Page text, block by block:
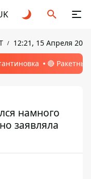
12:21, 15 Апреля 2019
🔴
намного
заявляла